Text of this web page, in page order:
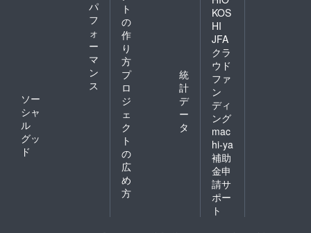
日程等
で 所要
Zoomを
パ
フ
ォ
ー
マ
ン
ス
ソー
シャ
ル
グッ
ド
ト
の
作
り
方
プ
ロ
ジ
ェ
ク
ト
の
広
め
方
統
計
デ
ー
タ
KOS
HI
JFA
クラ
ウド
ファ
ン
ディ
ング
mac
hi-ya
補助
金申
請サ
ポー
ト